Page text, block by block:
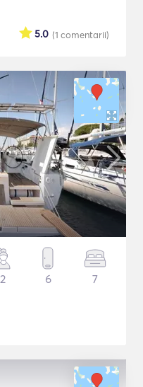
(1 comentarii)
5.0
6 7